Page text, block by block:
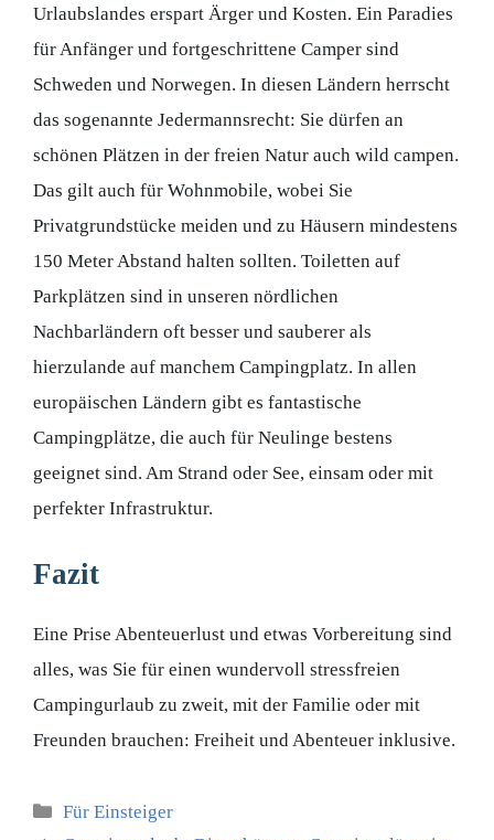
Urlaubslandes erspart Ärger und Kosten. Ein Paradies
für Anfänger und fortgeschrittene Camper sind
Schweden und Norwegen. In diesen Ländern herrscht
das sogenannte Jedermannsrecht: Sie dürfen an
schönen Plätzen in der freien Natur auch wild campen.
Das gilt auch für Wohnmobile, wobei Sie
Privatgrundstücke meiden und zu Häusern mindestens
150 Meter Abstand halten sollten. Toiletten auf
Parkplätzen sind in unseren nördlichen
Nachbarländern oft besser und sauberer als
hierzulande auf manchem Campingplatz. In allen
europäischen Ländern gibt es fantastische
Campingplätze, die auch für Neulinge bestens
geeignet sind. Am Strand oder See, einsam oder mit
perfekter Infrastruktur.
Fazit
Eine Prise Abenteuerlust und etwas Vorbereitung sind
alles, was Sie für einen wundervoll stressfreien
Campingurlaub zu zweit, mit der Familie oder mit
Freunden brauchen: Freiheit und Abenteuer inklusive.
Kategorien
Für Einsteiger